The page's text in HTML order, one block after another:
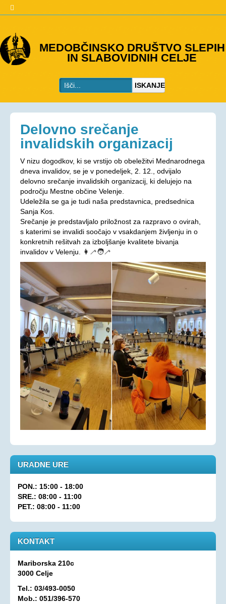
MEDOBČINSKO DRUŠTVO SLEPIH
IN SLABOVIDNIH CELJE
ISKANJE
O DRUŠTVU
Predstavitev
Organi društva
PROGRAMI
Programi društva
Ohranjevanje zdravja
Bivalna skupnost
Osebna asistenca
AKTIVNOSTI
Aktualno
KORONAVIRUS - INFORMACIJE
Prispevki
Financerji
Arhiv
PRAVICE IN UGODNOSTI
Zakoni in pravilniki
Ugodnosti s člansko izkaznico ZDSSS
Tehnični pripomočki
Mreža spremljevalcev
Dodatek za pomoč in postrežbo
Parkirna karta za invalide
Oprostitev plačila RTV prispevka
OSEBNA ASISTENCA
KONTAKT
Delovno srečanje
invalidskih organizacij
V nizu dogodkov, ki se vrstijo ob obeležitvi Mednarodnega
dneva invalidov, se je v ponedeljek, 2. 12., odvijalo
delovno srečanje invalidskih organizacij, ki delujejo na
področju Mestne občine Velenje.
Udeležila se ga je tudi naša predstavnica, predsednica
Sanja Kos.
Srečanje je predstavljalo priložnost za razpravo o ovirah,
s katerimi se invalidi soočajo v vsakdanjem življenju in o
konkretnih rešitvah za izboljšanje kvalitete bivanja
invalidov v Velenju. 👩‍🦯🧑‍🦯
URADNE URE
PON.: 15:00 - 18:00
SRE.: 08:00 - 11:00
PET.: 08:00 - 11:00
KONTAKT
Mariborska 210c
3000 Celje
Tel.: 03/493-0050
Mob.: 051/396-570